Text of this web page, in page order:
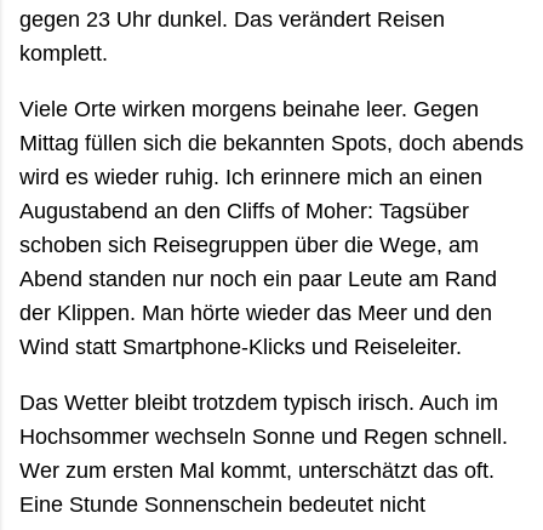
gegen 23 Uhr dunkel. Das verändert Reisen
komplett.
Viele Orte wirken morgens beinahe leer. Gegen
Mittag füllen sich die bekannten Spots, doch abends
wird es wieder ruhig. Ich erinnere mich an einen
Augustabend an den Cliffs of Moher: Tagsüber
schoben sich Reisegruppen über die Wege, am
Abend standen nur noch ein paar Leute am Rand
der Klippen. Man hörte wieder das Meer und den
Wind statt Smartphone-Klicks und Reiseleiter.
Das Wetter bleibt trotzdem typisch irisch. Auch im
Hochsommer wechseln Sonne und Regen schnell.
Wer zum ersten Mal kommt, unterschätzt das oft.
Eine Stunde Sonnenschein bedeutet nicht